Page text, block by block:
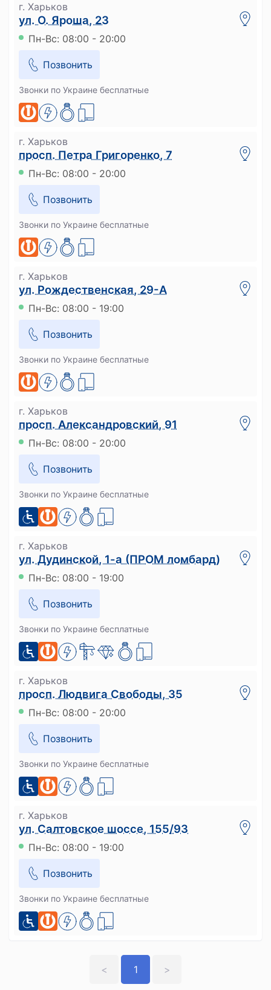
г. Харьков
ул. О. Яроша, 23
Пн-Вс: 08:00 - 20:00
Позвонить
Звонки по Украине бесплатные
г. Харьков
просп. Петра Григоренко, 7
Пн-Вс: 08:00 - 20:00
Позвонить
Звонки по Украине бесплатные
г. Харьков
ул. Рождественская, 29-А
Пн-Вс: 08:00 - 19:00
Позвонить
Звонки по Украине бесплатные
г. Харьков
просп. Александровский, 91
Пн-Вс: 08:00 - 20:00
Позвонить
Звонки по Украине бесплатные
г. Харьков
ул. Дудинской, 1-а (ПРОМ ломбард)
Пн-Вс: 08:00 - 19:00
Позвонить
Звонки по Украине бесплатные
г. Харьков
просп. Людвига Свободы, 35
Пн-Вс: 08:00 - 20:00
Позвонить
Звонки по Украине бесплатные
г. Харьков
ул. Салтовское шоссе, 155/93
Пн-Вс: 08:00 - 19:00
Позвонить
Звонки по Украине бесплатные
< 1 >